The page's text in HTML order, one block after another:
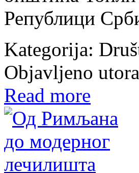
Републици
Kategorija:
Objavljeno
Read more